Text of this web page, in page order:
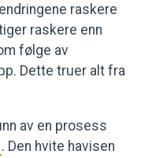
raskere
raskere enn
følge av
Dette truer alt fra
av en prosess
. Den hvite havisen